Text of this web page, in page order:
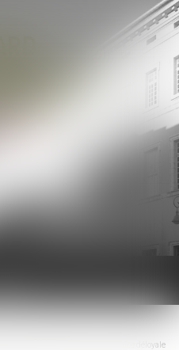
le
menu
condamnées pour concurrence déloyale